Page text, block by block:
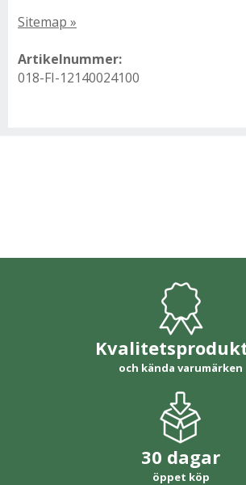
Sitemap »
Artikelnummer:
018-FI-12140024100
och kända varumärken
30 dagar
öppet köp